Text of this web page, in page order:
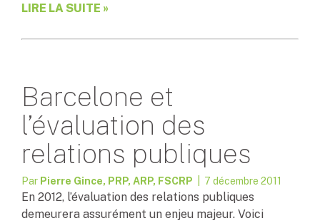
LIRE LA SUITE »
Barcelone et
l’évaluation des
relations publiques
Par Pierre Gince, PRP, ARP, FSCRP | 7 décembre 2011
En 2012, l’évaluation des relations publiques
demeurera assurément un enjeu majeur. Voici